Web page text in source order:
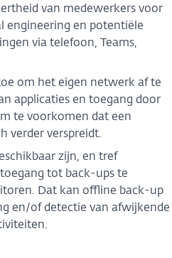
van medewerkers voor
engineering en potentiële
via telefoon, Teams,
om het eigen netwerk af te
applicaties en toegang door
te voorkomen dat een
verder verspreidt.
zijn, en tref
tot back-ups te
Dat kan offline back-up
en/of detectie van afwijkende